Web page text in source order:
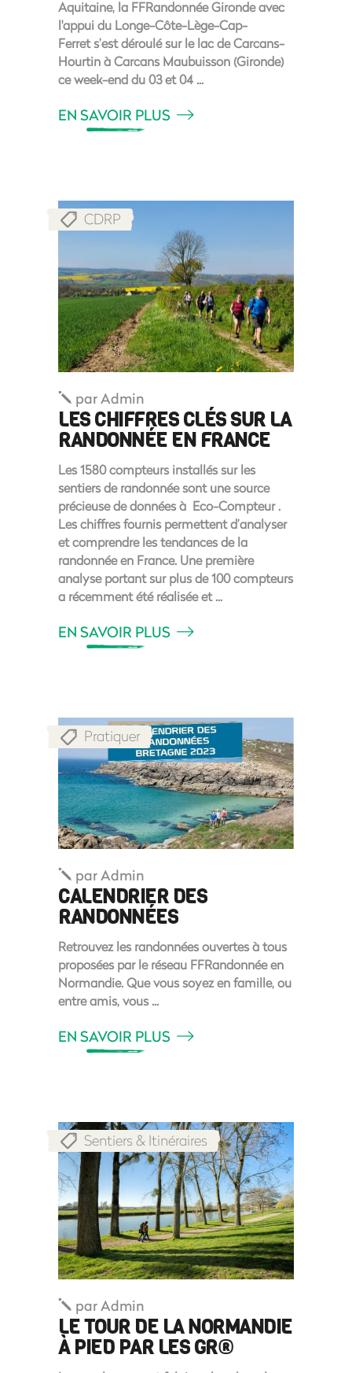
Aquitaine, la FFRandonnée Gironde avec
l'appui du Longe-Côte-Lège-Cap-
Ferret s’est déroulé sur le lac de Carcans-
Hourtin à Carcans Maubuisson (Gironde)
ce week-end du 03 et 04
EN SAVOIR PLUS
CDRP
parAdmin
LES CHIFFRES CLÉS SUR LA
RANDONNÉE EN FRANCE
Les 1580 compteurs installés sur les
sentiers de randonnée sont une source
précieuse de données à Eco-Compteur .
Les chiffres fournis permettent d’analyser
et comprendre les tendances de la
randonnée en France. Une première
analyse portant sur plus de 100 compteurs
a récemment été réalisée et
EN SAVOIR PLUS
Pratiquer
par Admin
CALENDRIER DES
RANDONNÉES
Retrouvez les randonnées ouvertes à tous
proposées par le réseau FFRandonnée en
Normandie. Que vous soyez en famille, ou
entre amis, vous
EN SAVOIR PLUS
Sentiers & Itinéraires
par Admin
LE TOUR DE LA NORMANDIE
À PIED PAR LES GR®